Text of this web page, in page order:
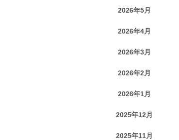
2026年5月
2026年4月
2026年3月
2026年2月
2026年1月
2025年12月
2025年11月